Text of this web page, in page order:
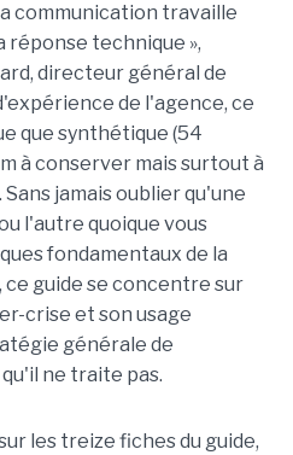
communication travaille
réponse technique »,
directeur général de
de l'agence, ce
que synthétique (54
à conserver mais surtout à
jamais oublier qu'une
l'autre quoique vous
fondamentaux de la
guide se concentre sur
crise et son usage
générale de
ne traite pas.
les treize fiches du guide,